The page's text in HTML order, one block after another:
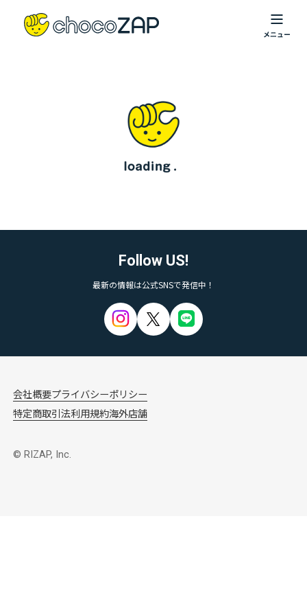
Follow US!
最新の情報は公式SNSで発信中！
会社概要プライバシーポリシー
特定商取引法利用規約海外店舗
© RIZAP, Inc.